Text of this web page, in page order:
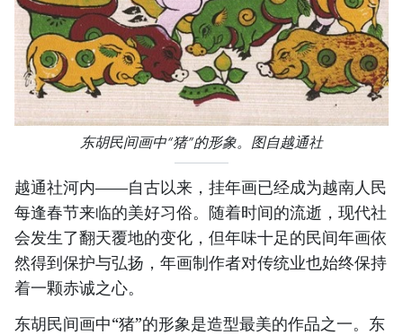
东胡民间画中“猪”的形象。图自越通社
越通社河内——自古以来，挂年画已经成为越南人民
每逢春节来临的美好习俗。随着时间的流逝，现代社
会发生了翻天覆地的变化，但年味十足的民间年画依
然得到保护与弘扬，年画制作者对传统业也始终保持
着一颗赤诚之心。
东胡民间画中“猪”的形象是造型最美的作品之一。东